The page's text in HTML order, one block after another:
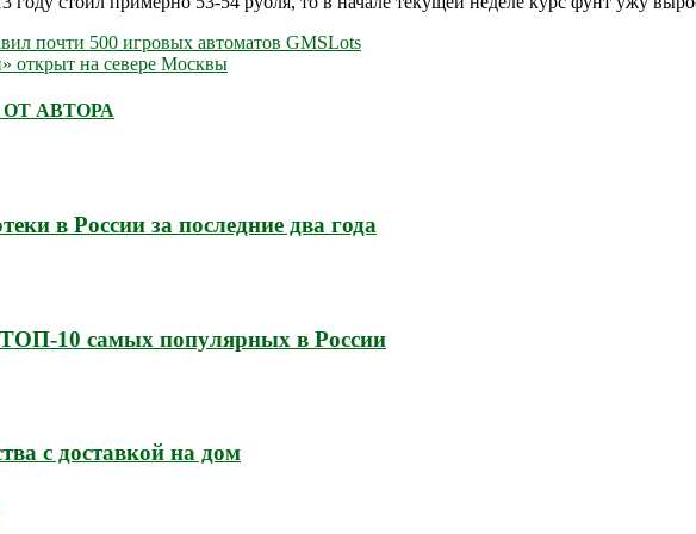
почти 500 игровых автоматов GMSLots
на севере Москвы
АВТОРА
в России за последние два года
10 самых популярных в России
с доставкой на дом